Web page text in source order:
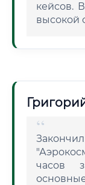
кейсов.
высокой
часов